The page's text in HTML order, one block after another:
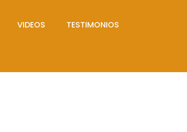
VIDEOS
TESTIMONIOS